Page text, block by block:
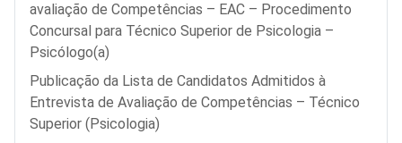
avaliação de Competências – EAC – Procedimento
Concursal para Técnico Superior de Psicologia –
Psicólogo(a)
Publicação da Lista de Candidatos Admitidos à
Entrevista de Avaliação de Competências – Técnico
Superior (Psicologia)